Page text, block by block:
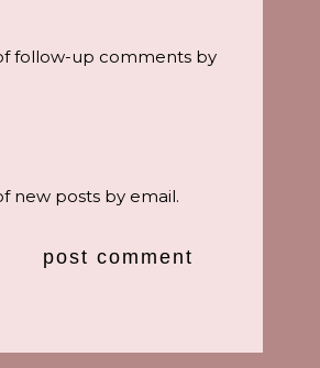
follow-up comments by
new posts by email.